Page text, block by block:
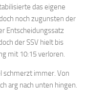
das eigene
noch zugunsten der
Entscheidungssatz
der SSV hielt bis
mit 10:15 verloren.
schmerzt immer. Von
arg nach unten hingen.